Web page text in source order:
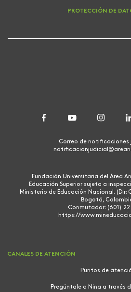
PROTECCIÓN DE
Correo de notificaciones
Fundación Universitaria del Área
Educación Superior sujeta a
Ministerio de Educación Nacional. (Dir:
Bogotá,
Conmutador: (601)
https://
CANALES DE ATENCIÓN
Puntos de
Pregúntale a Nina a través